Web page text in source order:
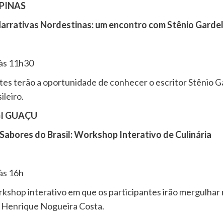
Nordestinas: um encontro com Stênio Gardel
11h30
terão a oportunidade de conhecer o escritor Stênio
GUAÇU
do Brasil: Workshop Interativo de Culinária
16h
interativo em que os participantes irão
Nogueira Costa.